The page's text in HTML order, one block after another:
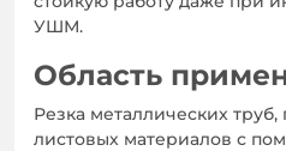
УШМ.
Область
Резка металлических
листовых материалов с